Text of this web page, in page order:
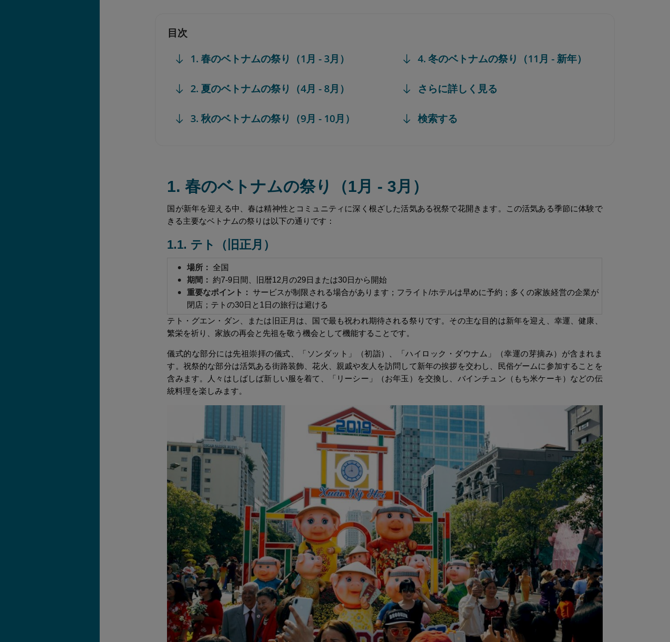
目次
1. 春のベトナムの祭り（1月 - 3月）
2. 夏のベトナムの祭り（4月 - 8月）
3. 秋のベトナムの祭り（9月 - 10月）
4. 冬のベトナムの祭り（11月 - 新年）
さらに詳しく見る
検索する
1. 春のベトナムの祭り（1月 - 3月）
国が新年を迎える中、春は精神性とコミュニティに深く根ざした活気ある祝祭で花開きます。この活気ある季節に体験で
きる主要なベトナムの祭りは以下の通りです：
1.1. テト（旧正月）
場所： 全国
期間： 約7-9日間、旧暦12月の29日または30日から開始
重要なポイント： サービスが制限される場合があります；フライト/ホテルは早めに予約；多くの家族経営の企業が
閉店；テトの30日と1日の旅行は避ける
テト・グエン・ダン、または旧正月は、国で最も祝われ期待される祭りです。その主な目的は新年を迎え、幸運、健康、
繁栄を祈り、家族の再会と先祖を敬う機会として機能することです。
儀式的な部分には先祖崇拝の儀式、「ソンダット」（初詣）、「ハイロック・ダウナム」（幸運の芽摘み）が含まれま
す。祝祭的な部分は活気ある街路装飾、花火、親戚や友人を訪問して新年の挨拶を交わし、民俗ゲームに参加することを
含みます。人々はしばしば新しい服を着て、「リーシー」（お年玉）を交換し、バインチュン（もち米ケーキ）などの伝
統料理を楽しみます。